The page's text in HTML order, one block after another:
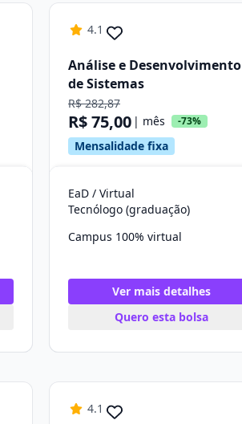
4.1
Análise e Desenvolvimento
de Sistemas
R$ 282,87
R$ 75,00 | mês -73%
Mensalidade fixa
EaD / Virtual
Tecnólogo (graduação)
Campus 100% virtual
Ver mais detalhes
Quero esta bolsa
4.1